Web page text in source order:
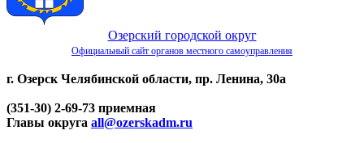
Озерский городской округ
Официальный сайт органов местного самоуправления
г. Озерск Челябинской области, пр. Ленина, 30а
(351-30) 2-69-73 приемная
Главы округа all@ozerskadm.ru